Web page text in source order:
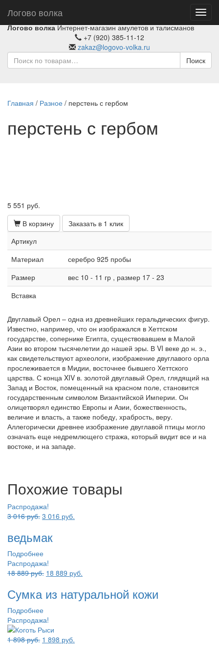
Логово волка
Логово волка Интернет-магазин амулетов и талисманов
+7 (920) 385-11-12
zakaz@logovo-volka.ru
Поиск
Главная / Разное / перстень с гербом
перстень с гербом
5 551 руб.
В корзину
Заказать в 1 клик
Артикул
Материал
серебро 925 пробы
Размер
вес 10 - 11 гр , размер 17 - 23
Вставка
Двуглавый Орел – одна из древнейших геральдических фигур.
Известно, например, что он изображался в Хеттском
государстве, сопернике Египта, существовавшем в Малой
Азии во втором тысячелетии до нашей эры. В VI веке до н. э.,
как свидетельствуют археологи, изображение двуглавого орла
прослеживается в Мидии, восточнее бывшего Хеттского
царства. С конца XIV в. золотой двуглавый Орел, глядящий на
Запад и Восток, помещенный на красном поле, становится
государственным символом Византийской Империи. Он
олицетворял единство Европы и Азии, божественность,
величие и власть, а также победу, храбрость, веру.
Аллегорически древнее изображение двуглавой птицы могло
означать еще недремлющего стража, который видит все и на
востоке, и на западе.
Похожие товары
Распродажа!
3 016руб. Первоначальная
составляла
3
016 руб..
3 016 руб.
ведьмак
Подробнее
Распродажа!
18 889руб. Первоначальная
составляла
18
18 889 руб.
18
889 руб..
Сумка из натуральной кожи
Подробнее
Распродажа!
1 898руб. Первоначальная
1 898 руб.